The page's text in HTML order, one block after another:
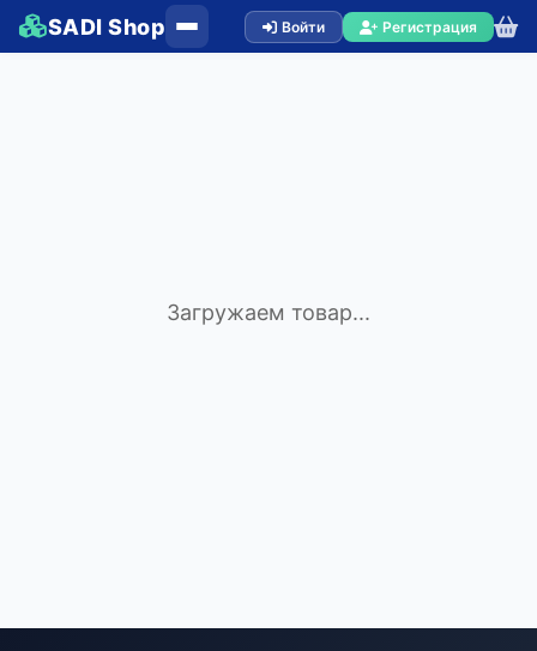
SADI Shop Войти Регистрация
Загружаем товар...